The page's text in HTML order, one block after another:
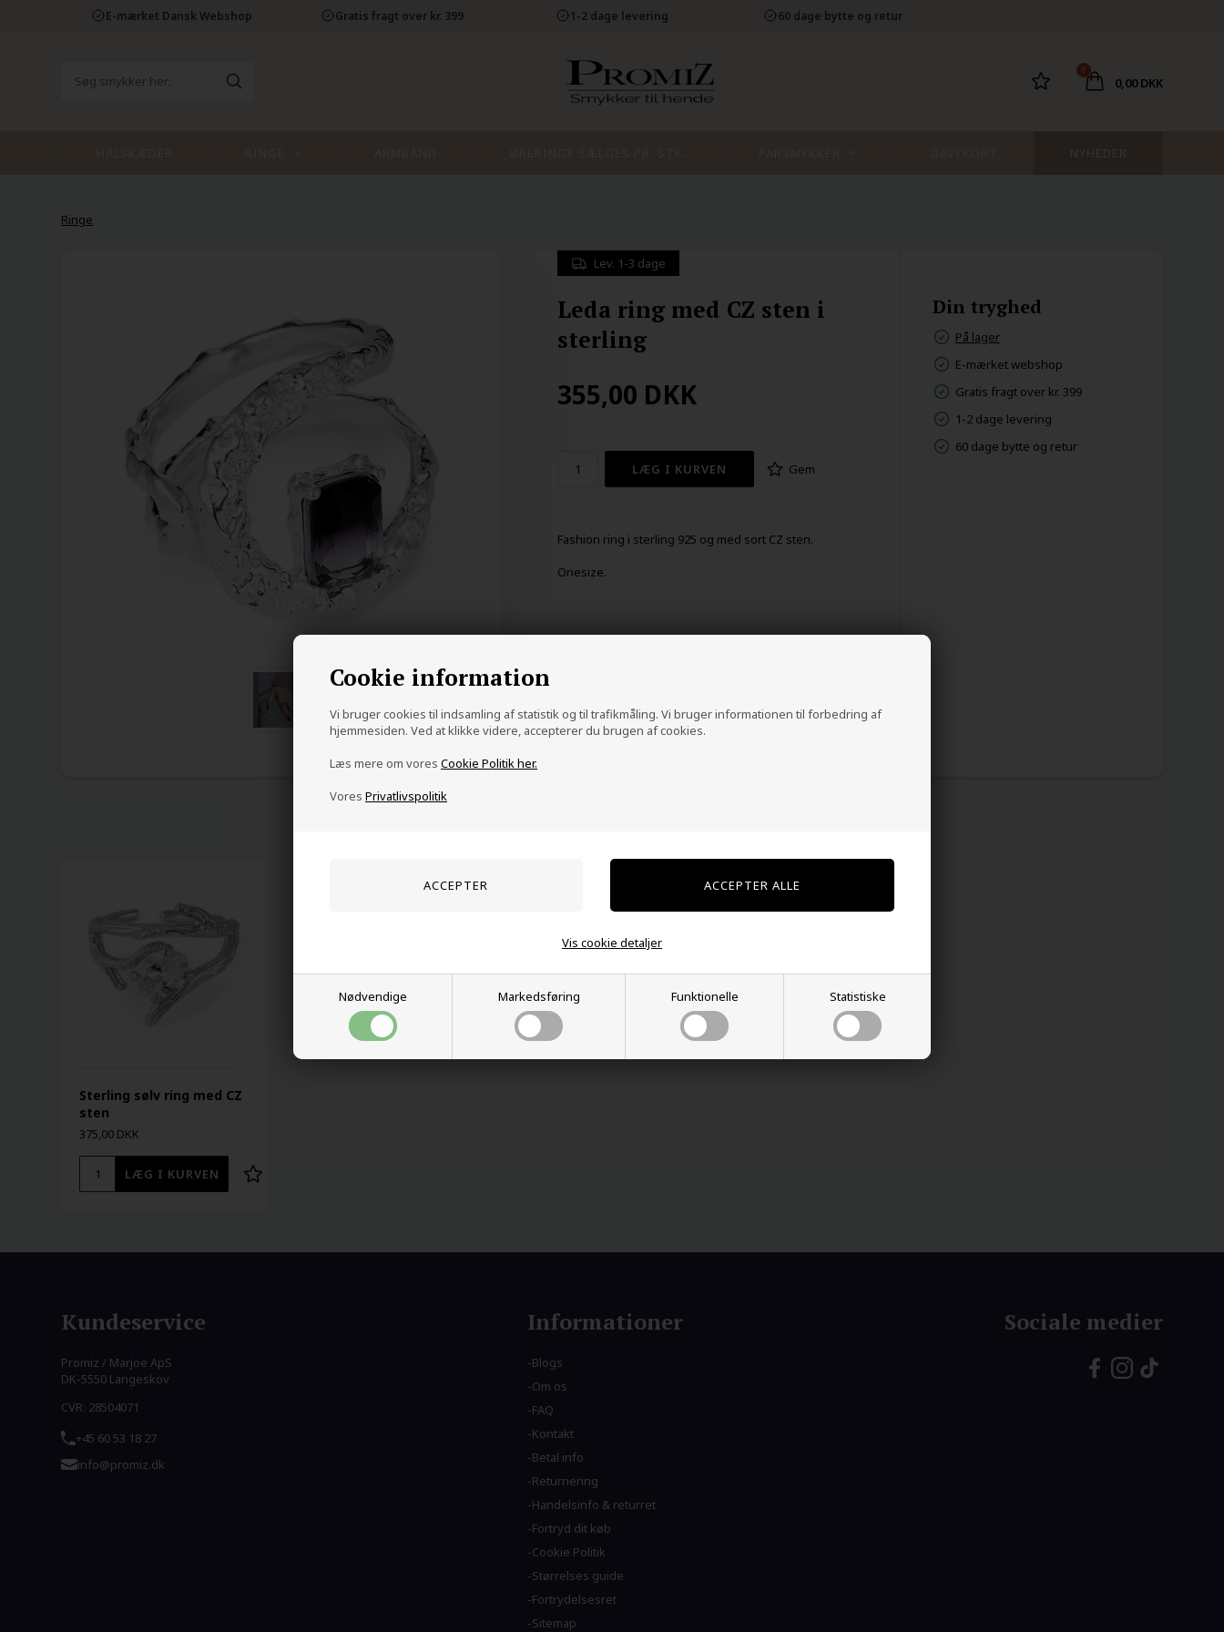
Cookie information
Vi bruger cookies til indsamling af statistik og til trafikmåling. Vi bruger informationen til forbedring af
hjemmesiden. Ved at klikke videre, accepterer du brugen af cookies.
Læs mere om vores Cookie Politik her.
Vores Privatlivspolitik
Nødvendige Markedsføring Funktionelle Statistiske
Vis cookie detaljer
E-mærket Dansk Webshop Gratis fragt over kr. 399 1-2 dage levering 60 dage bytte og retur
0
0,00 DKK
NYHEDER
Ringe
Lev. 1-3 dage
Leda ring med CZ sten i
sterling
355,00 DKK
Gem
Fashion ring i sterling 925 og med sort CZ sten.
Onesize.
Din tryghed
På lager
E-mærket webshop
Gratis fragt over kr. 399
1-2 dage levering
60 dage bytte og retur
Sterling sølv ring med CZ
sten
375,00 DKK
Kundeservice
Promiz / Marjoe ApS
DK-5550 Langeskov
CVR: 28504071
+45 60 53 18 27
info@promiz.dk
Informationer
Blogs
Om os
FAQ
Kontakt
Betal info
Returnering
Handelsinfo & returret
Fortryd dit køb
Cookie Politik
Størrelses guide
Fortrydelsesret
Sitemap
Sociale medier